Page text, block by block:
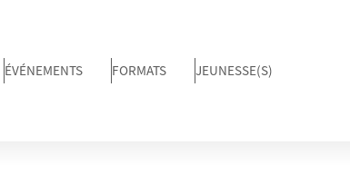
ÉVÉNEMENTS FORMATS JEUNESSE(S)